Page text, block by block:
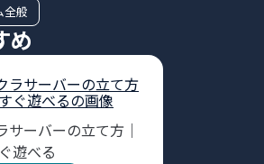
全般
め
サーバーの立て方｜
遊べる